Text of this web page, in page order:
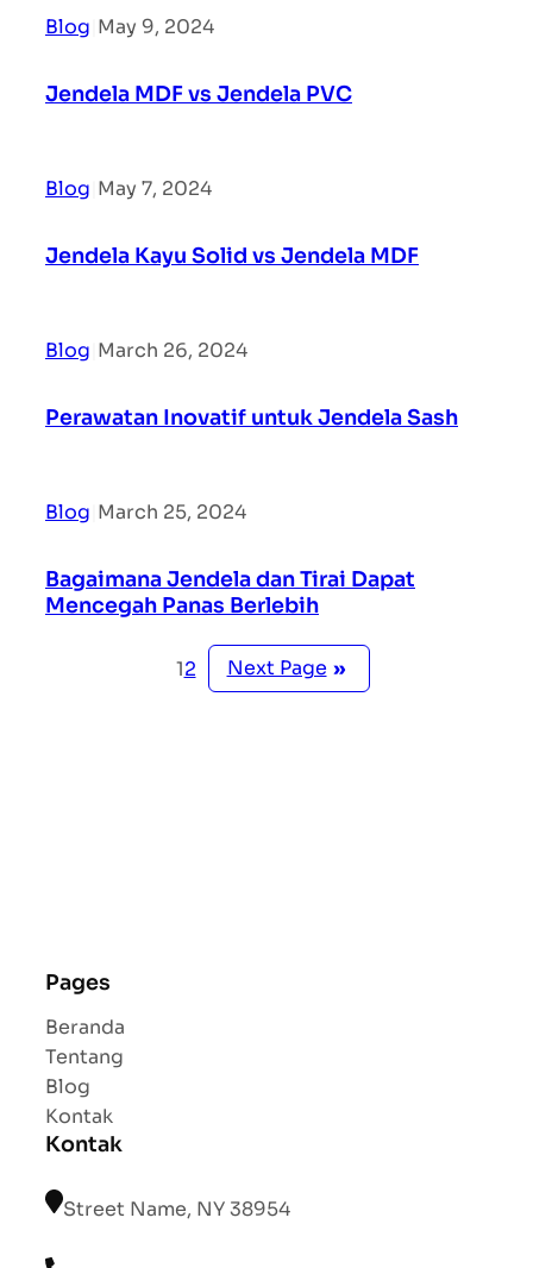
Blog May 9, 2024
Jendela MDF vs Jendela PVC
Blog May 7, 2024
Jendela Kayu Solid vs Jendela MDF
Blog March 26, 2024
Perawatan Inovatif untuk Jendela Sash
Blog March 25, 2024
Bagaimana Jendela dan Tirai Dapat
Mencegah Panas Berlebih
12 Next Page »
Pages
Beranda
Tentang
Blog
Kontak
Kontak
Street Name, NY 38954